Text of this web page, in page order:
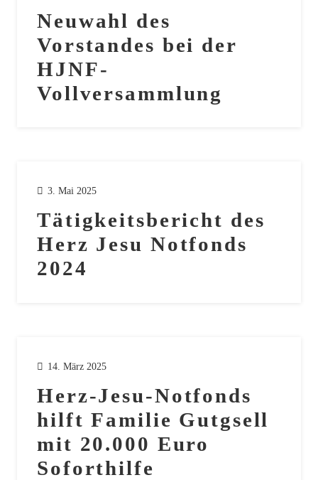
Neuwahl des
Vorstandes bei der
HJNF-
Vollversammlung
3. Mai 2025
Tätigkeitsbericht des
Herz Jesu Notfonds
2024
14. März 2025
Herz-Jesu-Notfonds
hilft Familie Gutgsell
mit 20.000 Euro
Soforthilfe